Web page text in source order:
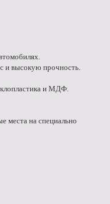
и высокую прочность.
и МДФ.
места на специально